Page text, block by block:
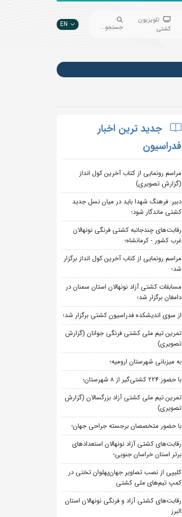
تلویزیون
کشتی
جستجو... EN
جدید ترین اخبار
فدراسیون
مراسم رونمایی از کتاب آخرین کول انداز
(گزارش تصویری)
دبیر: فرهنگ شهدا باید در میان نسل جدید
کشتی ماندگار شود؛
رقابت‌های چندجانبه کشتی فرنگی نونهالان
غرب کشور - کرمانشاه؛
مراسم رونمایی از کتاب آخرین کول انداز برگزار
شد؛
مسابقات کشتی آزاد نونهالان استان سمنان در
دامغان برگزار شد؛
از سوی اندیشکده فدراسیون کشتی برگزار شد؛
تمرین تیم ملی کشتی فرنگی جوانان (گزارش
تصویری)
به میزبانی شهرستان ارومیه؛
با حضور ۲۲۴ کشتی‌گیر از ۸ شهرستان؛
تمرین تیم ملی کشتی آزاد بزرگسالان (گزارش
تصویری)
با حضور متخصصان برجسته جراحی جهان؛
رقابت‌های کشتی آزاد نونهالان استعدادهای
برتر استان خراسان جنوبی؛
کلیپی از نصب تصاویر جهان‌پهلوان تختی در
کمپ تیم‌های ملی کشتی
رقابت‌های کشتی آزاد و فرنگی نونهالان استان
البرز